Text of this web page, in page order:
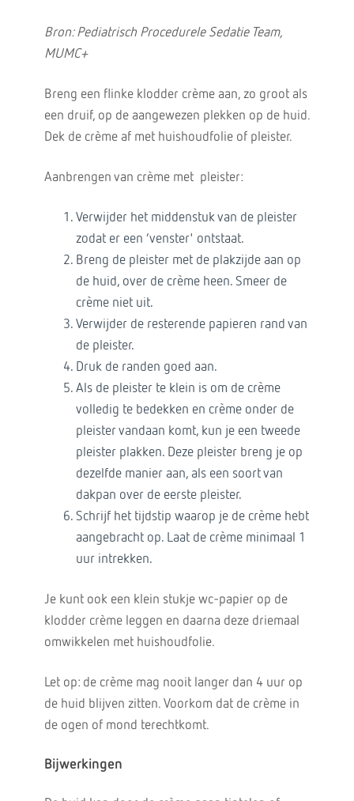
Bron: Pediatrisch Procedurele Sedatie Team,
MUMC+
Breng een flinke klodder crème aan, zo groot als
een druif, op de aangewezen plekken op de huid.
Dek de crème af met huishoudfolie of pleister.
Aanbrengen van crème met pleister:
Verwijder het middenstuk van de pleister
zodat er een ‘venster' ontstaat.
Breng de pleister met de plakzijde aan op
de huid, over de crème heen. Smeer de
crème niet uit.
Verwijder de resterende papieren rand van
de pleister.
Druk de randen goed aan.
Als de pleister te klein is om de crème
volledig te bedekken en crème onder de
pleister vandaan komt, kun je een tweede
pleister plakken. Deze pleister breng je op
dezelfde manier aan, als een soort van
dakpan over de eerste pleister.
Schrijf het tijdstip waarop je de crème hebt
aangebracht op. Laat de crème minimaal 1
uur intrekken.
Je kunt ook een klein stukje wc-papier op de
klodder crème leggen en daarna deze driemaal
omwikkelen met huishoudfolie.
Let op: de crème mag nooit langer dan 4 uur op
de huid blijven zitten. Voorkom dat de crème in
de ogen of mond terechtkomt.
Bijwerkingen